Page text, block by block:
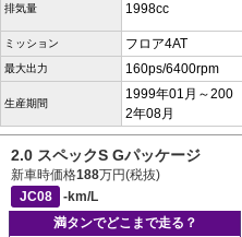
排気量 1998cc
ミッション フロア4AT
最大出力 160ps/6400rpm
生産期間
1999年01月～200
2年08月
2.0 スペックS Gパッケージ
新車時価格188万円(税抜)
JC08
-km/L
満タンでどこまで走る？